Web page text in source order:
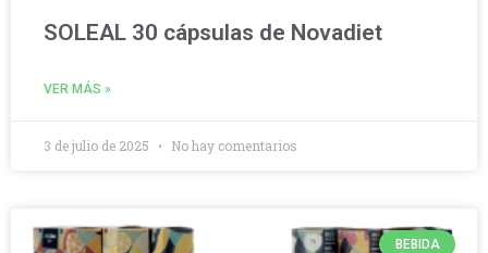
SOLEAL 30 cápsulas de Novadiet
VER MÁS »
3 de julio de 2025 No hay comentarios
BEBIDA